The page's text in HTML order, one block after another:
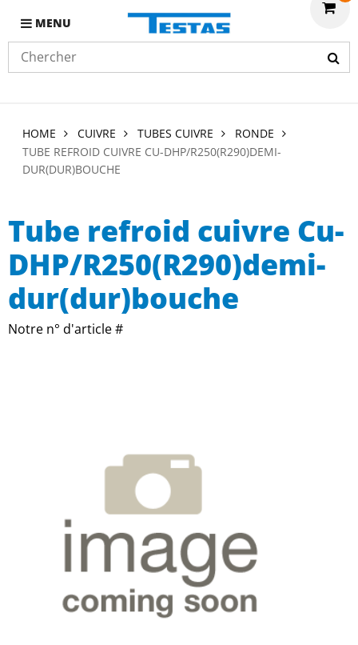
MENU
HOME CUIVRE TUBES CUIVRE
RONDE
TUBE REFROID CUIVRE CU-DHP/R250(R290)DEMI-
DUR(DUR)BOUCHE
Tube refroid cuivre Cu-
DHP/R250(R290)demi-
dur(dur)bouche
Notre n° d'article #